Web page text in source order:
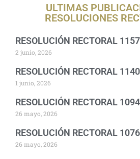
ULTIMAS
RESOLUCIONES
RESOLUCIÓN RECTORAL
2 junio, 2026
RESOLUCIÓN RECTORAL
1 junio, 2026
RESOLUCIÓN RECTORAL
26 mayo, 2026
RESOLUCIÓN RECTORAL
26 mayo, 2026